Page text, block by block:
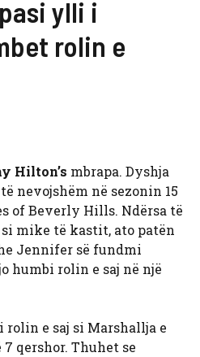
ylli i
rolin e
Hilton’s mbrapa. Dyshja
nevojshëm në sezonin 15
of Beverly Hills. Ndërsa të
mike të kastit, ato patën
Jennifer së fundmi
humbi rolin e saj në një
e saj si Marshallja e
qershor. Thuhet se